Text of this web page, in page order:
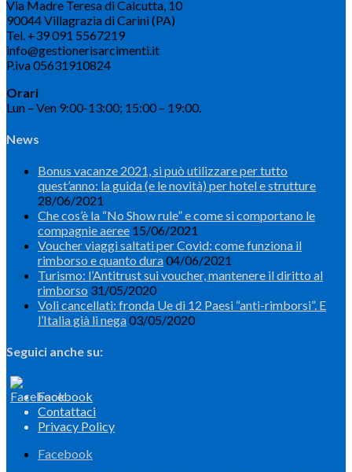
Via Madre Teresa di Calcutta, 10
90044 Villagrazia di Carini (PA)
Tel. +39 091 5567219
info@gestionerisarcimenti.it
P.iva 05631910824
Orari
Lun – Ven 9:00-13:00; 15:00 – 19:00.
News
Bonus vacanze 2021, si può utilizzare per tutto
quest’anno: la guida (e le novità) per hotel e strutture
28/06/2021
Che cos’è la “No Show rule” e come si comportano le
compagnie aeree 15/06/2021
Voucher viaggi saltati per Covid: come funziona il
rimborso e quanto dura04/06/2021
Turismo: l’Antitrust sui voucher, mantenere il diritto al
rimborso 31/05/2020
Voli cancellati: fronda Ue di 12 Paesi “anti-rimborsi”. E
l’Italia già li nega03/05/2020
Seguici anche su:
Facebook
Contattaci
Privacy Policy
Facebook